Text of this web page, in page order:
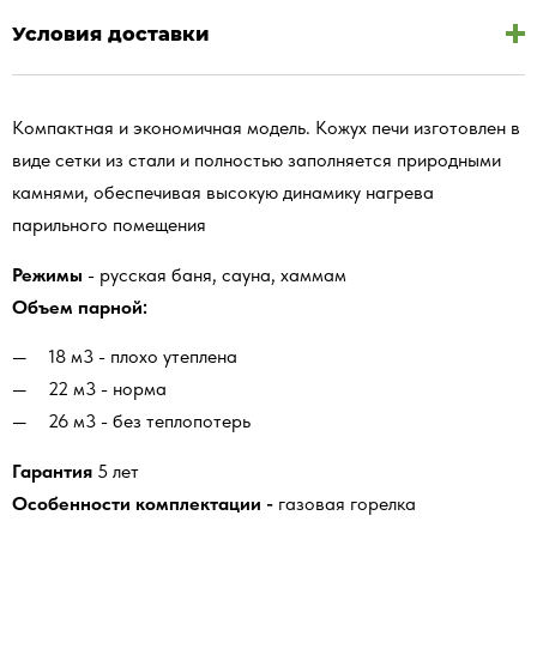
Условия доставки
Компактная и экономичная модель. Кожух печи изготовлен в
виде сетки из стали и полностью заполняется природными
камнями, обеспечивая высокую динамику нагрева
парильного помещения
Режимы - русская баня, сауна, хаммам
Объем парной:
18 м3 - плохо утеплена
22 м3 - норма
26 м3 - без теплопотерь
Гарантия 5 лет
Особенности комплектации - газовая горелка